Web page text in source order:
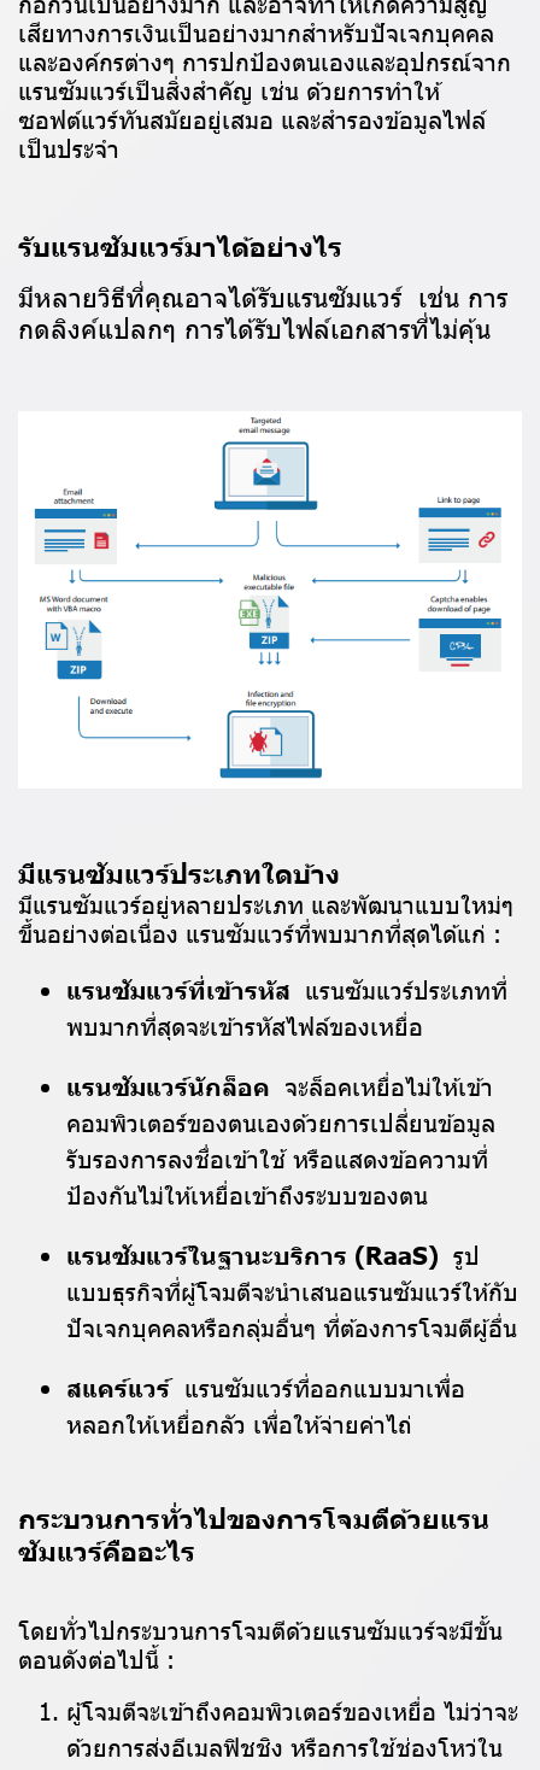
เสียทางการเงินเป็นอย่างมากสำหรับปัจเจกบุคคล
และองค์กรต่างๆ การปกป้องตนเองและอุปกรณ์จาก
แรนซัมแวร์เป็นสิ่งสำคัญ เช่น ด้วยการทำให้
ซอฟต์แวร์ทันสมัยอยู่เสมอ และสำรองข้อมูลไฟล์
เป็นประจำ
รับแรนซัมแวร์มาได้อย่างไร
มีหลายวิธีที่คุณอาจได้รับแรนซัมแวร์ เช่น การ
กดลิงค์แปลกๆ การได้รับไฟล์เอกสารที่ไม่คุ้น
มีแรนซัมแวร์ประเภทใดบ้าง
มีแรนซัมแวร์อยู่หลายประเภท และพัฒนาแบบใหม่ๆ
ขึ้นอย่างต่อเนื่อง แรนซัมแวร์ที่พบมากที่สุดได้แก่ :
แรนซัมแวร์ที่เข้ารหัส แรนซัมแวร์ประเภทที่
พบมากที่สุดจะเข้ารหัสไฟล์ของเหยื่อ
แรนซัมแวร์นักล็อค จะล็อคเหยื่อไม่ให้เข้า
คอมพิวเตอร์ของตนเองด้วยการเปลี่ยนข้อมูล
รับรองการลงชื่อเข้าใช้ หรือแสดงข้อความที่
ป้องกันไม่ให้เหยื่อเข้าถึงระบบของตน
แรนซัมแวร์ในฐานะบริการ (RaaS) รูป
แบบธุรกิจที่ผู้โจมตีจะนำเสนอแรนซัมแวร์ให้กับ
ปัจเจกบุคคลหรือกลุ่มอื่นๆ ที่ต้องการโจมตีผู้อื่น
สแคร์แวร์แรนซัมแวร์ที่ออกแบบมาเพื่อ
หลอกให้เหยื่อกลัว เพื่อให้จ่ายค่าไถ่
กระบวนการทั่วไปของการโจมตีด้วยแรน
ซัมแวร์คืออะไร
โดยทั่วไปกระบวนการโจมตีด้วยแรนซัมแวร์จะมีขั้น
ตอนดังต่อไปนี้ :
ผู้โจมตีจะเข้าถึงคอมพิวเตอร์ของเหยื่อ ไม่ว่าจะ
ด้วยการส่งอีเมลฟิชชิง หรือการใช้ช่องโหว่ใน